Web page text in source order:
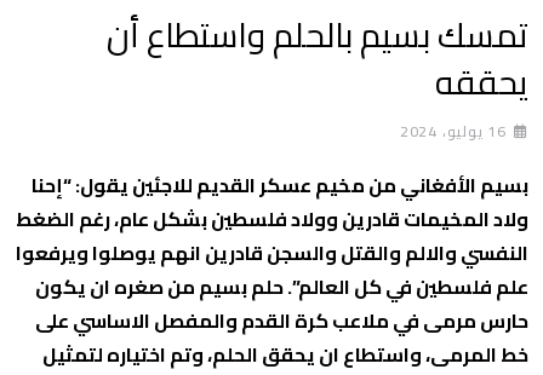
تمسك بسيم بالحلم واستطاع أن
يحققه
16 يوليو، 2024
بسيم الأفغاني من مخيم عسكر القديم للاجئين يقول: “إحنا
ولاد المخيمات قادرين وولاد فلسطين بشكل عام، رغم الضغط
النفسي والالم والقتل والسجن قادرين انهم يوصلوا ويرفعوا
علم فلسطين في كل العالم”. حلم بسيم من صغره ان يكون
حارس مرمى في ملاعب كرة القدم والمفصل الاساسي على
خط المرمى، واستطاع ان يحقق الحلم، وتم اختياره لتمثيل